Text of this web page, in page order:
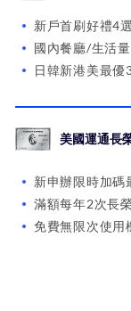
新戶首刷好禮4
國內餐廳/生活
日韓新港美最優
美國運通長
新申辦限時加碼
滿額每年2次長
免費無限次使用